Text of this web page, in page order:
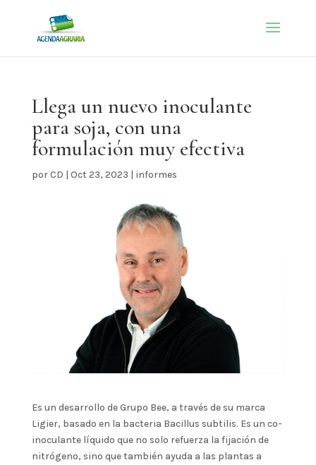
Llega un nuevo inoculante
para soja, con una
formulación muy efectiva
porCD | Oct 23, 2023 | informes
Es un desarrollo de Grupo Bee, a través de su marca
Ligier, basado en la bacteria Bacillus subtilis. Es un co-
inoculante líquido que no solo refuerza la fijación de
nitrógeno, sino que también ayuda a las plantas a